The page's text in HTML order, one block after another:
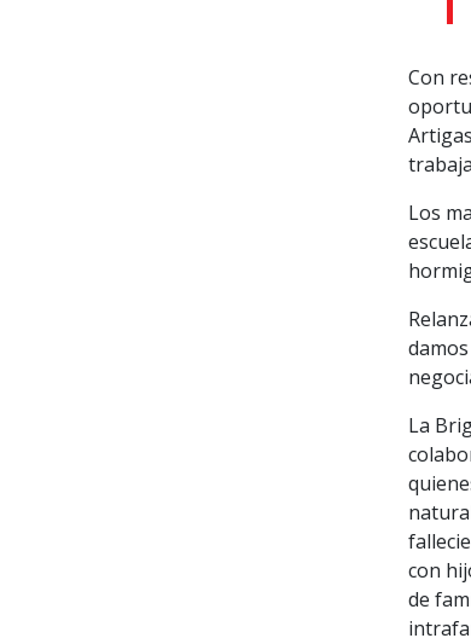
Con
Los
La
con
de